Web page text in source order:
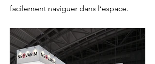
facilement naviguer dans l’espace.